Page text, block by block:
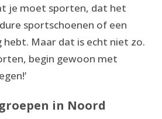
je moet sporten, dat het
sportschoenen of een
Maar dat is echt niet zo.
begin gewoon met
in Noord